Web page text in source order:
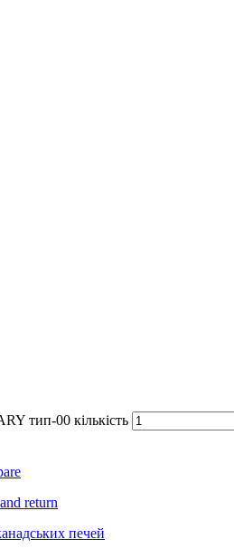
тип-00 кількість
return
печей